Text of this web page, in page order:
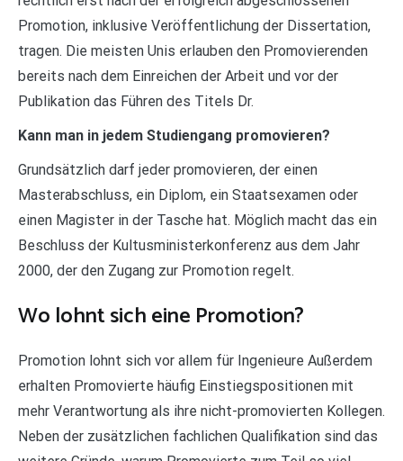
Promotion, inklusive Veröffentlichung der Dissertation,
tragen. Die meisten Unis erlauben den Promovierenden
bereits nach dem Einreichen der Arbeit und vor der
Publikation das Führen des Titels Dr.
Kann man in jedem Studiengang promovieren?
Grundsätzlich darf jeder promovieren, der einen
Masterabschluss, ein Diplom, ein Staatsexamen oder
einen Magister in der Tasche hat. Möglich macht das ein
Beschluss der Kultusministerkonferenz aus dem Jahr
2000, der den Zugang zur Promotion regelt.
Wo lohnt sich eine Promotion?
Promotion lohnt sich vor allem für Ingenieure Außerdem
erhalten Promovierte häufig Einstiegspositionen mit
mehr Verantwortung als ihre nicht-promovierten Kollegen.
Neben der zusätzlichen fachlichen Qualifikation sind das